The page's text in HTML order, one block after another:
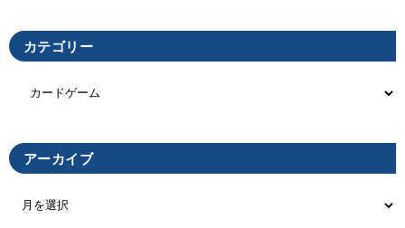
カテゴリー
アーカイブ